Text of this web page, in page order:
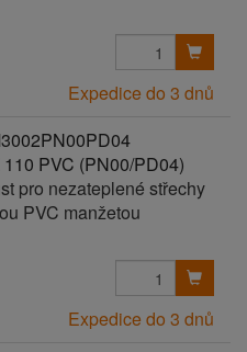
Expedice do 3 dnů
PVC (PN00/PD04)
pro nezateplené střechy
PVC manžetou
Expedice do 3 dnů